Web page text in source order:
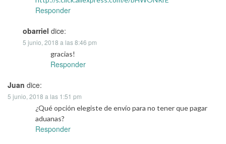
Responder
obarriel dice:
5 junio, 2018 a las 8:46 pm
gracias!
Responder
Juan dice:
5 junio, 2018 a las 1:51 pm
¿Qué opción elegiste de envío para no tener que pagar
aduanas?
Responder